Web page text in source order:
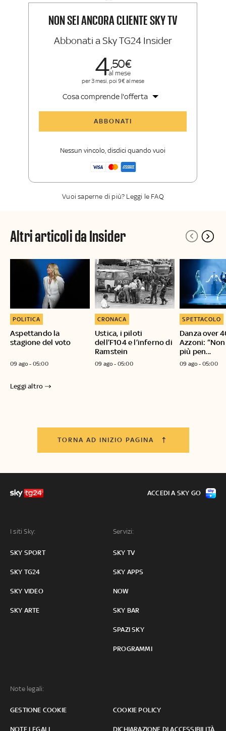
NON SEI ANCORA CLIENTE SKY TV
Abbonati a Sky TG24 Insider
450
al mese
per 3 mesi, poi 9€ al mese
Cosa comprende l'offerta
ABBONATI
Nessun vincolo, disdici quando vuoi
Vuoi saperne di più? Leggi le FAQ
Altri articoli da Insider
Aspettando la
stagione del voto
POLITICA
09 ago - 05:00
Ustica, i piloti
dell’F104 e l’inferno di
Ramstein
CRONACA
09 ago - 05:00
Danza over
Azzoni:
più pen...
SPETTACOLO
09 ago - 05:00
Leggi altro
TORNA AD INIZIO PAGINA
I siti Sky:
SKY SPORT
SKY TG24
SKY VIDEO
SKY ARTE
Servizi:
SKY TV
SKY APPS
NOW
SKY BAR
SPAZI SKY
PROGRAMMI
Note legali:
GESTIONE COOKIE COOKIE POLICY
NOTE LEGALI DICHIARAZIONE DI ACCESSIBILITÀ
ACCEDI A SKY GO